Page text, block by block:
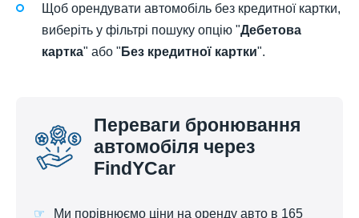
Щоб орендувати автомобіль без кредитної картки,
виберіть у фільтрі пошуку опцію "Дебетова
картка" або " Без кредитної картки".
Переваги бронювання
автомобіля через
FindYCar
Ми порівнюємо ціни на оренду авто в 165